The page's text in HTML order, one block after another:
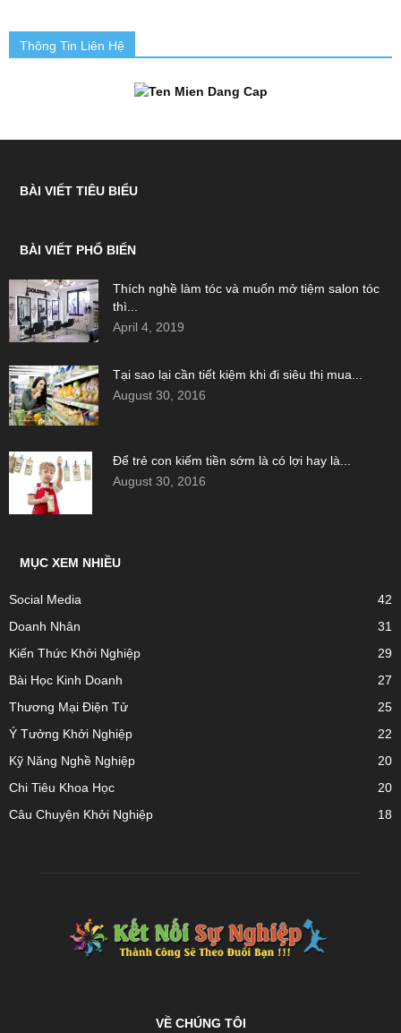
Thông Tin Liên Hệ
BÀI VIẾT TIÊU BIỂU
BÀI VIẾT PHỔ BIẾN
Thích nghề làm tóc và muốn mở tiệm salon tóc
thì...
April 4, 2019
Tại sao lại cần tiết kiệm khi đi siêu thị mua...
August 30, 2016
Để trẻ con kiếm tiền sớm là có lợi hay là...
August 30, 2016
MỤC XEM NHIỀU
Social Media
42
Doanh Nhân
31
Kiến Thức Khởi Nghiệp
29
Bài Học Kinh Doanh
27
Thương Mại Điện Tử
25
Ý Tưởng Khởi Nghiệp
22
Kỹ Năng Nghề Nghiệp
20
Chi Tiêu Khoa Học
20
Câu Chuyện Khởi Nghiệp
18
VỀ CHÚNG TÔI